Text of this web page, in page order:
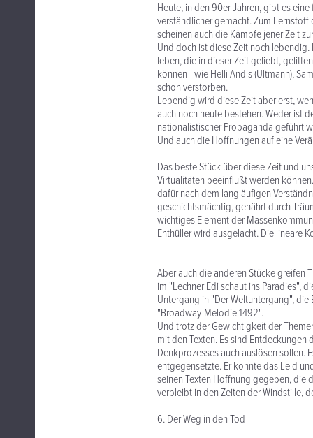
Heute, in den 90er Jahren, gibt es
verständlicher gemacht. Zum
scheinen auch die Kämpfe jener Zeit
Und doch ist diese Zeit noch
leben, die in dieser Zeit geliebt,
können - wie Helli Andis (Ultmann),
schon verstorben.
Lebendig wird diese Zeit aber erst,
auch noch heute bestehen. Weder ist
nationalistischer Propaganda geführt
Und auch die Hoffnungen auf eine
Das beste Stück über diese Zeit und
Virtualitäten beeinflußt werden
dafür nach dem langläufigen
geschichtsmächtig, genährt durch
wichtiges Element der
Enthüller wird ausgelacht. Die lineare
Aber auch die anderen Stücke greifen
im "Lechner Edi schaut ins Paradies",
Untergang in "Der Weltuntergang",
"Broadway-Melodie 1492".
Und trotz der Gewichtigkeit der
mit den Texten. Es sind
Denkprozesses auch auslösen sollen.
entgegensetzte. Er konnte das Leid
seinen Texten Hoffnung gegeben, die
verbleibt in den Zeiten der Windstille,
6. Der Weg in den Tod